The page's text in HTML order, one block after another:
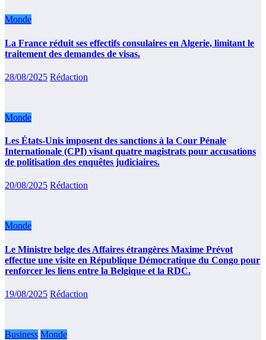
Monde
La France réduit ses effectifs consulaires en Algerie, limitant le
traitement des demandes de visas.
28/08/2025 Rédaction
Monde
Les États-Unis imposent des sanctions à la Cour Pénale
Internationale (CPI) visant quatre magistrats pour accusations
de politisation des enquêtes judiciaires.
20/08/2025 Rédaction
Monde
Le Ministre belge des Affaires étrangères Maxime Prévot
effectue une visite en République Démocratique du Congo pour
renforcer les liens entre la Belgique et la RDC.
19/08/2025 Rédaction
Business Monde